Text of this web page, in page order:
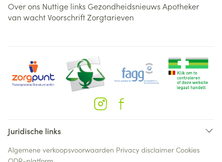
Over ons Nuttige links Gezondheidsnieuws Apotheker
van wachtVoorschriftZorgtarieven
Juridische links
Algemene verkoopsvoorwaarden Privacy disclaimer Cookies